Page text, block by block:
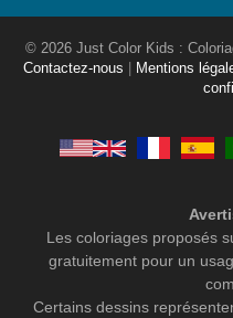
© 2026 Just Color Kids :
Contactez-nous
Mentions
Les coloriages proposés
gratuitement pour un
Certains dessins